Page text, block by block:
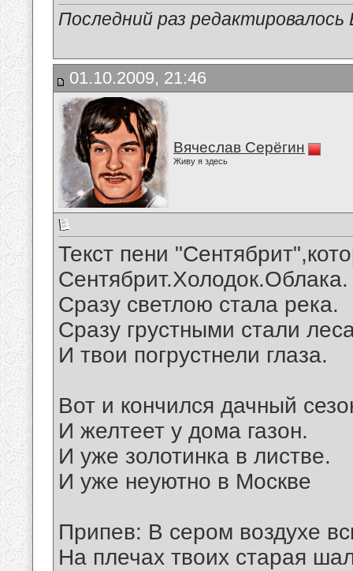
Последний раз
01.10.2009, 21:46
Вячеслав Серёгин
Живу я здесь
Текст пени
Сентябрит.Холодок.Облака.
Сразу светлою стала река.
Сразу грустными стали
И твои погрустнели глаза.
Вот и кончился дачный
И желтеет у дома газон.
И уже золотинка в листве.
И уже неуютно в Москве
Припев: В сером воздухе
На плечах твоих старая